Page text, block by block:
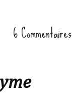
6 Commentaires